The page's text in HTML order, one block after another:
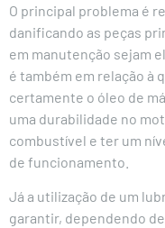
O principal problema é
danificando as peças
em manutenção sejam
é também em relação à
certamente o óleo de
uma durabilidade no
combustível e ter um
de funcionamento.
Já a utilização de um
garantir, dependendo